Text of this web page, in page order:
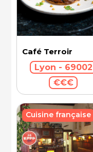
Café Terroir
Lyon - 69002
€€€
Cuisine française